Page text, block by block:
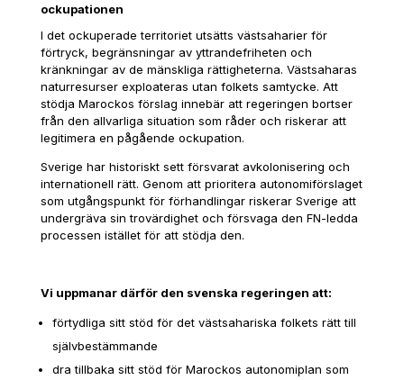
ockupationen
I det ockuperade territoriet utsätts västsaharier för
förtryck, begränsningar av yttrandefriheten och
kränkningar av de mänskliga rättigheterna. Västsaharas
naturresurser exploateras utan folkets samtycke. Att
stödja Marockos förslag innebär att regeringen bortser
från den allvarliga situation som råder och riskerar att
legitimera en pågående ockupation.
Sverige har historiskt sett försvarat avkolonisering och
internationell rätt. Genom att prioritera autonomiförslaget
som utgångspunkt för förhandlingar riskerar Sverige att
undergräva sin trovärdighet och försvaga den FN-ledda
processen istället för att stödja den.
Vi uppmanar därför den svenska regeringen att:
förtydliga sitt stöd för det västsahariska folkets rätt till
självbestämmande
dra tillbaka sitt stöd för Marockos autonomiplan som